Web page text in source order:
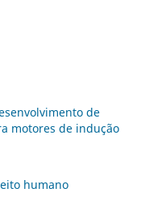
de
motores de indução
humano